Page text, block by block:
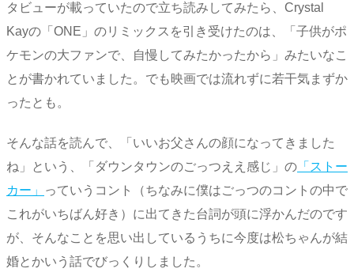
タビューが載っていたので立ち読みしてみたら、Crystal
Kayの「ONE」のリミックスを引き受けたのは、「子供がポ
ケモンの大ファンで、自慢してみたかったから」みたいなこ
とが書かれていました。でも映画では流れずに若干気まずか
ったとも。
そんな話を読んで、「いいお父さんの顔になってきました
ね」という、「ダウンタウンのごっつええ感じ」の 「ストー
カー」
っていうコント（ちなみに僕はごっつのコントの中で
これがいちばん好き）に出てきた台詞が頭に浮かんだのです
が、そんなことを思い出しているうちに今度は松ちゃんが結
婚とかいう話でびっくりしました。